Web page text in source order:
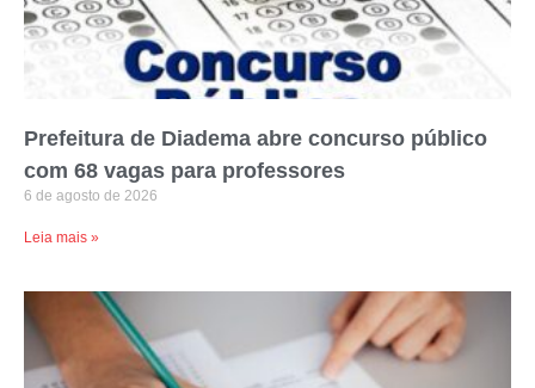
Prefeitura de Diadema abre concurso público
com 68 vagas para professores
6 de agosto de 2026
Leia mais »